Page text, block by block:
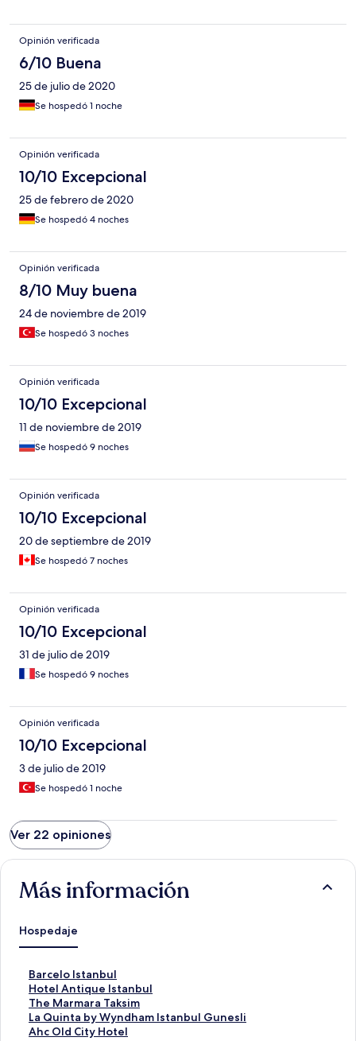
Opinión verificada
6/10 Buena
25 de julio de 2020
Se hospedó 1 noche
Opinión verificada
10/10 Excepcional
25 de febrero de 2020
Se hospedó 4 noches
Opinión verificada
8/10 Muy buena
24 de noviembre de 2019
Se hospedó 3 noches
Opinión verificada
10/10 Excepcional
11 de noviembre de 2019
Se hospedó 9 noches
Opinión verificada
10/10 Excepcional
20 de septiembre de 2019
Se hospedó 7 noches
Opinión verificada
10/10 Excepcional
31 de julio de 2019
Se hospedó 9 noches
Opinión verificada
10/10 Excepcional
3 de julio de 2019
Se hospedó 1 noche
Ver 22 opiniones
Más información
Hospedaje
Barcelo Istanbul
E
n
l
a
c
Hotel Antique Istanbul
E
n
l
a
The Marmara Taksim
E
n
l
La Quinta by Wyndham Istanbul Gunesli
E
n
Ahc Old City Hotel
E